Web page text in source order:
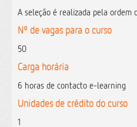
A seleção é realizada pela ordem
Nº de vagas para o curso
50
Carga horária
6 horas de contacto e-learning
Unidades de crédito do curso
1